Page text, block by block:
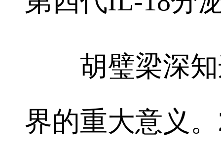
胡璧梁深知
界的重大意义